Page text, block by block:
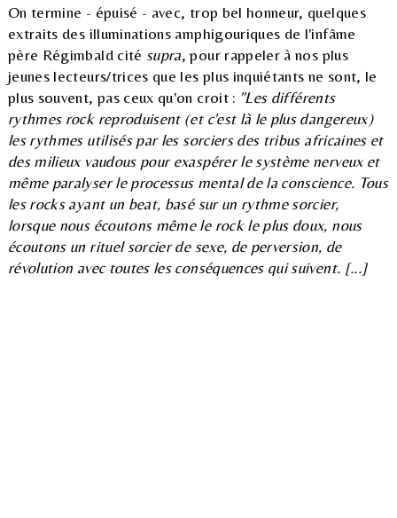
On termine - épuisé - avec, trop bel honneur, quelques
extraits des illuminations amphigouriques de l'infâme
père Régimbald cité supra, pour rappeler à nos plus
jeunes lecteurs/trices que les plus inquiétants ne sont, le
plus souvent, pas ceux qu'on croit : "Les différents
rythmes rock reproduisent (et c'est là le plus dangereux)
les rythmes utilisés par les sorciers des tribus africaines et
des milieux vaudous pour exaspérer le système nerveux et
même paralyser le processus mental de la conscience. Tous
les rocks ayant un beat, basé sur un rythme sorcier,
lorsque nous écoutons même le rock le plus doux, nous
écoutons un rituel sorcier de sexe, de perversion, de
révolution avec toutes les conséquences qui suivent. [...]